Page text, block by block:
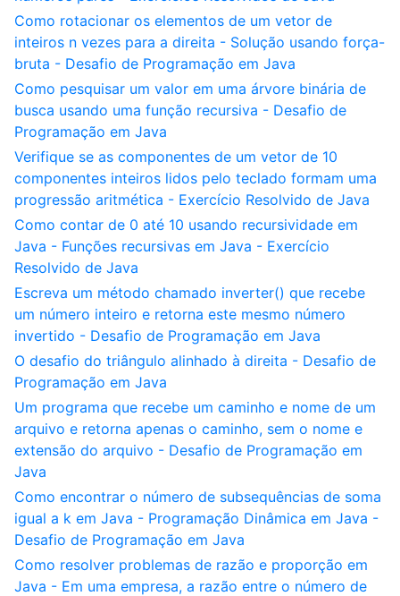
Como rotacionar os elementos de um vetor de
inteiros n vezes para a direita - Solução usando força-
bruta - Desafio de Programação em Java
Como pesquisar um valor em uma árvore binária de
busca usando uma função recursiva - Desafio de
Programação em Java
Verifique se as componentes de um vetor de 10
componentes inteiros lidos pelo teclado formam uma
progressão aritmética - Exercício Resolvido de Java
Como contar de 0 até 10 usando recursividade em
Java - Funções recursivas em Java - Exercício
Resolvido de Java
Escreva um método chamado inverter() que recebe
um número inteiro e retorna este mesmo número
invertido - Desafio de Programação em Java
O desafio do triângulo alinhado à direita - Desafio de
Programação em Java
Um programa que recebe um caminho e nome de um
arquivo e retorna apenas o caminho, sem o nome e
extensão do arquivo - Desafio de Programação em
Java
Como encontrar o número de subsequências de soma
igual a k em Java - Programação Dinâmica em Java -
Desafio de Programação em Java
Como resolver problemas de razão e proporção em
Java - Em uma empresa, a razão entre o número de